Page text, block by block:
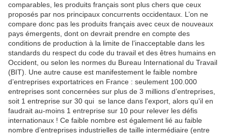
comparables, les produits français sont plus chers que ceux
proposés par nos principaux concurrents occidentaux. L’on ne
compare donc pas les produits français avec ceux de nouveaux
pays émergents, dont on devrait prendre en compte des
conditions de production à la limite de l’inacceptable dans les
standards du respect du code du travail et des êtres humains en
Occident, ou selon les normes du Bureau International du Travail
(BIT). Une autre cause est manifestement le faible nombre
d’entreprises exportatrices en France : seulement 100.000
entreprises sont concernées sur plus de 3 millions d’entreprises,
soit 1 entreprise sur 30 qui se lance dans l'export, alors qu'il en
faudrait au-moins 1 entreprise sur 10 pour relever les défis
internationaux ! Ce faible nombre est également lié au faible
nombre d’entreprises industrielles de taille intermédiaire (entre